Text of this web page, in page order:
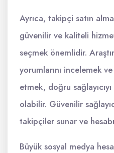
Ayrıca, takipçi satın
güvenilir ve kaliteli
seçmek önemlidir.
yorumlarını incelemek
etmek, doğru
olabilir. Güvenilir
takipçiler sunar ve
Büyük sosyal medya